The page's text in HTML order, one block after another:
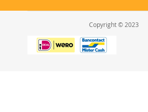
Copyright © 2023